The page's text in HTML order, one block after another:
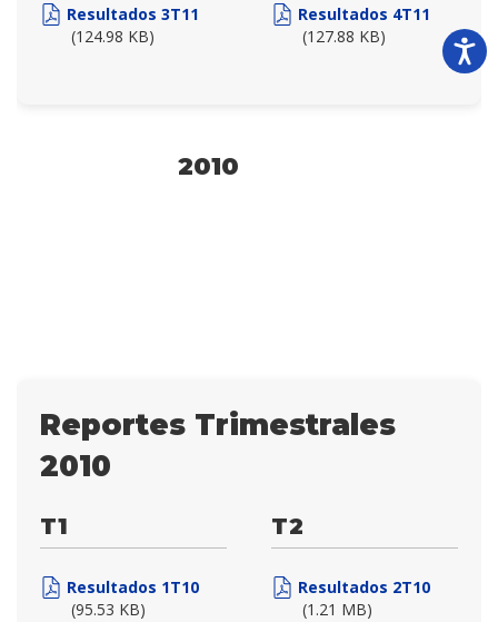
Resultados 3T11
(124.98 KB)
Resultados 4T11
(127.88 KB)
2010
Reportes Trimestrales
2010
T1
Resultados 1T10
(95.53 KB)
T2
Resultados 2T10
(1.21 MB)